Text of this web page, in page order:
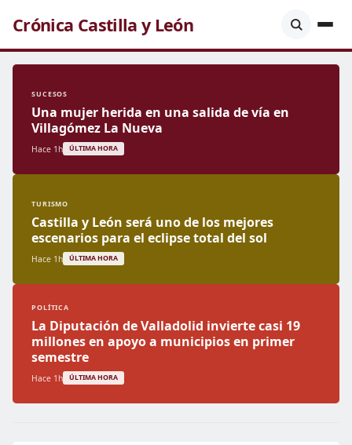
Crónica Castilla y León
SUCESOS
Una mujer herida en una salida de vía en
Villagómez La Nueva
Hace 1h ÚLTIMA HORA
TURISMO
Castilla y León será uno de los mejores
escenarios para el eclipse total del sol
Hace 1h ÚLTIMA HORA
POLÍTICA
La Diputación de Valladolid invierte casi 19
millones en apoyo a municipios en primer
semestre
Hace 1h ÚLTIMA HORA